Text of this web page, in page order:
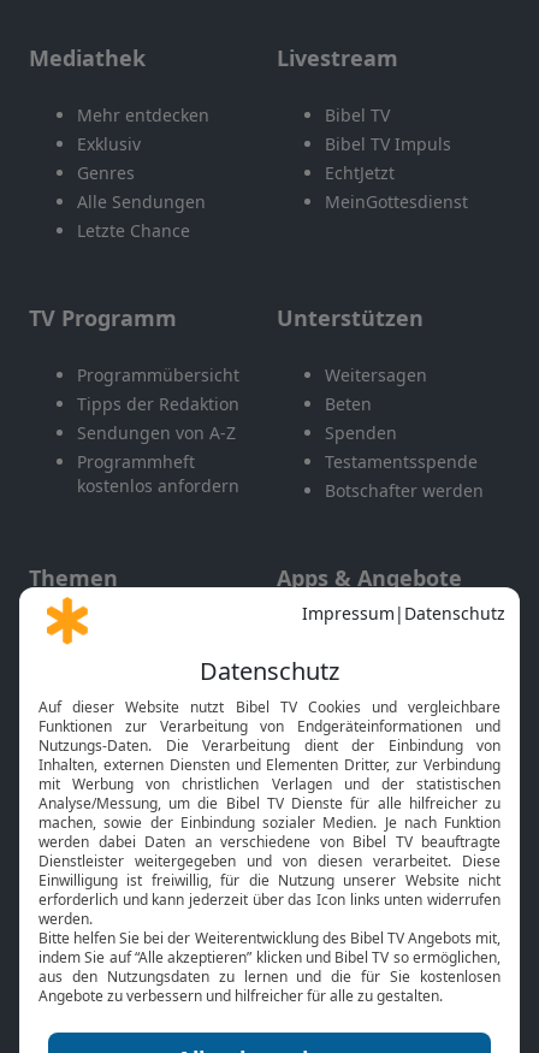
Mediathek
Mehr entdecken
Exklusiv
Genres
Alle Sendungen
Letzte Chance
Livestream
Bibel TV
Bibel TV Impuls
EchtJetzt
MeinGottesdienst
TV Programm
Programmübersicht
Tipps der Redaktion
Sendungen von A-Z
Programmheft
kostenlos anfordern
Unterstützen
Weitersagen
Beten
Spenden
Testamentsspende
Botschafter werden
Themen
Gott und Bibel erklärt
Neuigkeiten
Apps & Angebote
Mobile App
Smart TV
HbbTV
Bibelthek Online-Bibel
Nächster Gottesdienst
Bibel TV
Über uns
Jobs
Mediadaten
Service
Kontakt
TV-Empfang